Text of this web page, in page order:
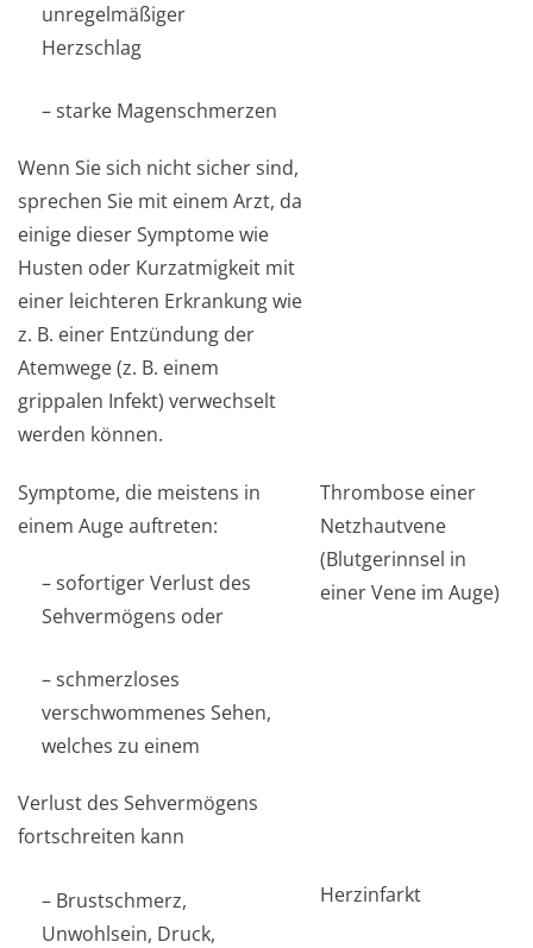
unregelmäßiger
Herzschlag
– starke Magenschmerzen
Wenn Sie sich nicht sicher sind,
sprechen Sie mit einem Arzt, da
einige dieser Symptome wie
Husten oder Kurzatmigkeit mit
einer leichteren Erkrankung wie
z. B. einer Entzündung der
Atemwege (z. B. einem
grippalen Infekt) verwechselt
werden können.
Symptome, die meistens in
einem Auge auftreten:
– sofortiger Verlust des
Sehvermögens oder
– schmerzloses
verschwommenes Sehen,
welches zu einem
Verlust des Sehvermögens
fortschreiten kann
Thrombose einer
Netzhautvene
(Blutgerinnsel in
einer Vene im Auge)
– Brustschmerz,
Unwohlsein, Druck,
Herzinfarkt